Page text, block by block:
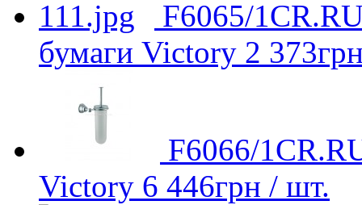
F6065/
бумаги Victory 2 373
F6066/
Victory 6 446грн / шт.